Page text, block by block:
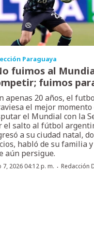
Paraguaya
fuimos al
fuimos
apenas 20 años, el
el mejor momento
el Mundial con la
el salto al fútbol
a su ciudad natal,
habló de su familia
aún persigue.
7, 2026 04:12 p. m. · Redacción